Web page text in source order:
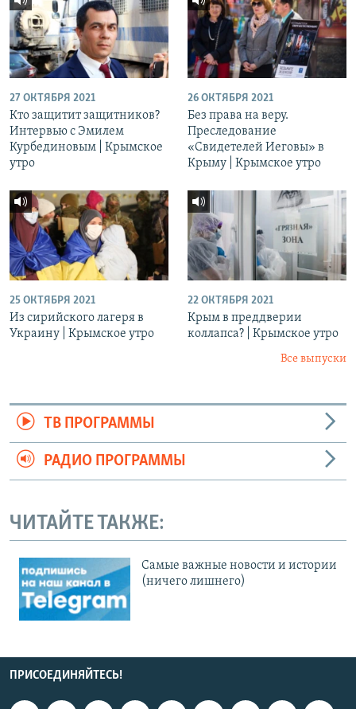
27 ОКТЯБРЯ 2021
Кто защитит защитников?
Интервью с Эмилем
Курбединовым | Крымское
утро
26 ОКТЯБРЯ 2021
Без права на веру.
Преследование
«Свидетелей Иеговы» в
Крыму | Крымское утро
25 ОКТЯБРЯ 2021
Из сирийского лагеря в
Украину | Крымское утро
22 ОКТЯБРЯ 2021
Крым в преддверии
коллапса? | Крымское утро
Все выпуски
ТВ ПРОГРАММЫ
РАДИО ПРОГРАММЫ
ЧИТАЙТЕ ТАКЖЕ:
Cамые важные новости и истории
(ничего лишнего)
ПРИСОЕДИНЯЙТЕСЬ!